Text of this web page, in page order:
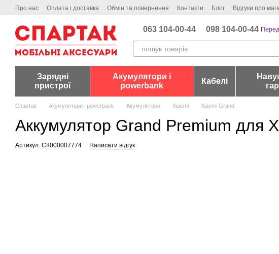
Перейти до основного контенту
Про нас Оплата і доставка Обмін та повернення Контакти Блог Відгуки про
063 104-00-44 098 104-00-44
Зарядні
пристрої
Акумулятори і
powerbank
Кабелі
Спартак Акумулятори і powerbank Акумулятори Xiaomi Xiaomi Grand
Аккумулятор Grand Premium для
Артикул: СК000007774 Написати відгук